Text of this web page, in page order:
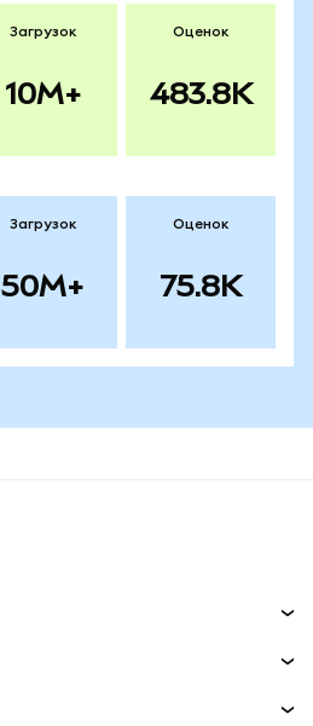
Загрузок
10M+
Оценок
483.8K
Загрузок
50M+
Оценок
75.8K